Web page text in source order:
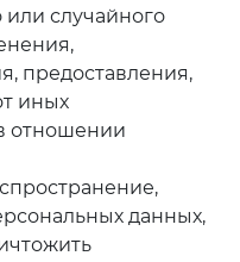
случайного
предоставления,
иных
отношении
данных,